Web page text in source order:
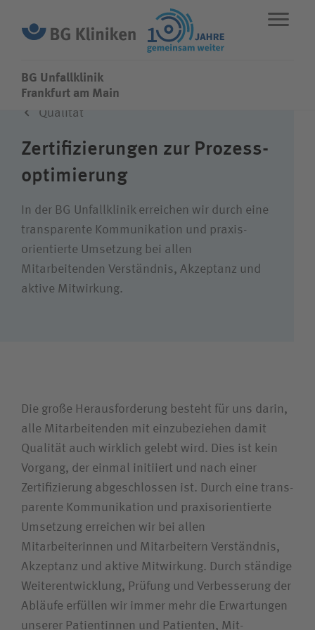
BG Unfallklinik
Fachbereiche
Leistungen
Über uns
Suchwert
Ich bin
Patientin / Patient
Besucherin / Besucher
BG Unfallklinik
Frankfurt am Main
Qualität
Zertifizierungen zur Prozess­
optimierung
In der BG Unfallklinik erreichen wir durch eine
trans­parente Kommunikation und praxis­
orientierte Um­setzung bei allen
Mitarbeitenden Ver­ständnis, Akzeptanz und
aktive Mit­wirkung.
­
Die große Heraus­forderung besteht für uns darin,
alle Mitarbeitenden mit ein­zubeziehen damit
Qualität auch wirklich ge­lebt wird. Dies ist kein
Vor­gang, der ein­mal initiiert und nach einer
Zertifizierung ab­­geschlossen ist. Durch eine trans­
parente Kommunikation und praxis­orientierte
Um­setzung er­reichen wir bei allen
Mitarbeiterinnen und Mitarbeitern Ver­ständnis,
Akzeptanz und aktive Mit­wirkung. Durch ständige
Weiter­entwicklung, Prüfung und Ver­besserung der
Ab­läufe er­füllen wir immer mehr die Er­wartungen
unserer Patientinnen und Patienten, Mit­